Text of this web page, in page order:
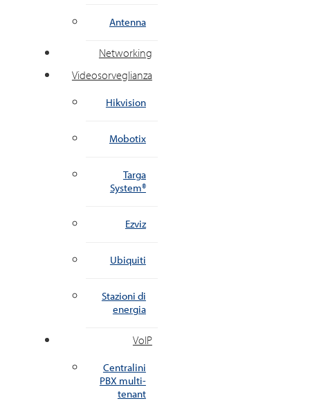
Antenna
Networking
Videosorveglianza
Hikvision
Mobotix
Targa
System®
Ezviz
Ubiquiti
Stazioni di
energia
VoIP
Centralini
PBX multi-
tenant